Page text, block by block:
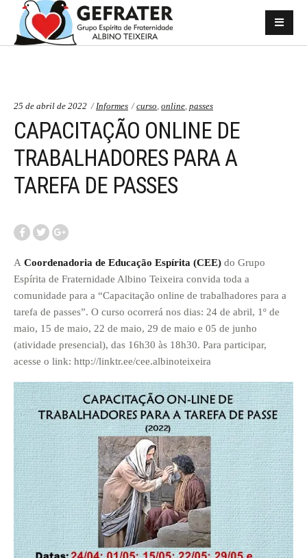
25 de abril de 2022 Categorias:
Informes Temas:
curso, online, passes
CAPACITAÇÃO ONLINE DE
TRABALHADORES PARA A
TAREFA DE PASSES
A Coordenadoria de Educação Espírita (CEE) do Grupo
Espírita de Fraternidade Albino Teixeira convida toda a
comunidade para a “Capacitação online de trabalhadores para a
tarefa de passes”. O curso ocorrerá nos dias: 24 de abril, 1º de
maio, 15 de maio, 22 de maio, 29 de maio e 05 de junho
(atividade presencial), das 16h30 às 18h30. Para participar,
acesse o link: http://linktr.ee/cee.albinoteixeira